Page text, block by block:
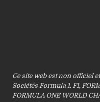
Ce site web est non officiel
Sociétés Formula 1. F1,
FORMULA ONE WORLD